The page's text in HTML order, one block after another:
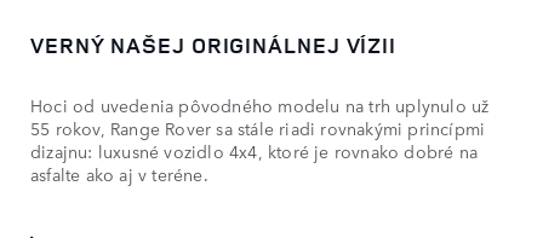
VERNÝ NAŠEJ ORIGINÁLNEJ VÍZII
Hoci od uvedenia pôvodného modelu na trh uplynulo už
55 rokov, Range Rover sa stále riadi rovnakými princípmi
dizajnu: luxusné vozidlo 4x4, ktoré je rovnako dobré na
asfalte ako aj v teréne.